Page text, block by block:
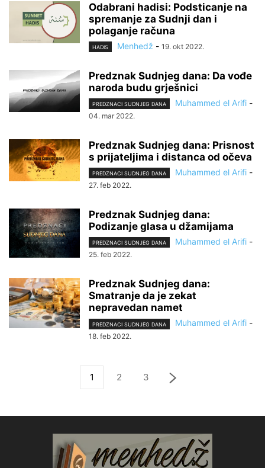
Odabrani hadisi: Podsticanje na
spremanje za Sudnji dan i
polaganje računa
HADIS Menhedž - 19. okt 2022.
Predznak Sudnjeg dana: Da vođe
naroda budu grješnici
PREDZNACI SUDNJEG DANA Muhammed el Arifi -
04. mar 2022.
Predznak Sudnjeg dana: Prisnost
s prijateljima i distanca od očeva
PREDZNACI SUDNJEG DANA Muhammed el Arifi -
27. feb 2022.
Predznak Sudnjeg dana:
Podizanje glasa u džamijama
PREDZNACI SUDNJEG DANA Muhammed el Arifi -
25. feb 2022.
Predznak Sudnjeg dana:
Smatranje da je zekat
nepravedan namet
PREDZNACI SUDNJEG DANA Muhammed el Arifi -
18. feb 2022.
1 2 3